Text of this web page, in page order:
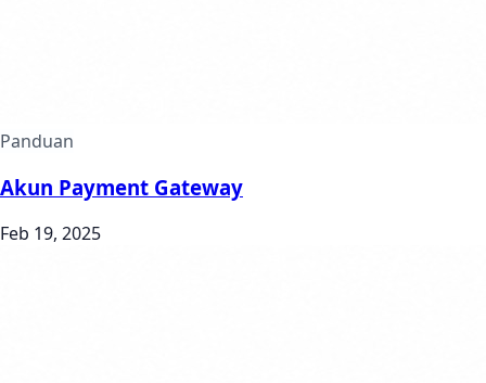
Panduan
Akun Payment Gateway
Feb 19, 2025